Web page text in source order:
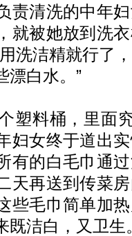
责清洗的中年
就被她放到洗
洗洁精就行了
漂白水。”
料桶，里面
妇女终于道出
有的白毛巾通
天再送到传菜
些毛巾简单加
既洁白，又卫生